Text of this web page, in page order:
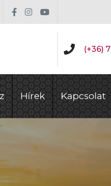
(+36)
Hírek Kapcsolat